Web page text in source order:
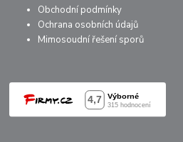
Obchodní podmínky
Ochrana osobních údajů
Mimosoudní řešení sporů